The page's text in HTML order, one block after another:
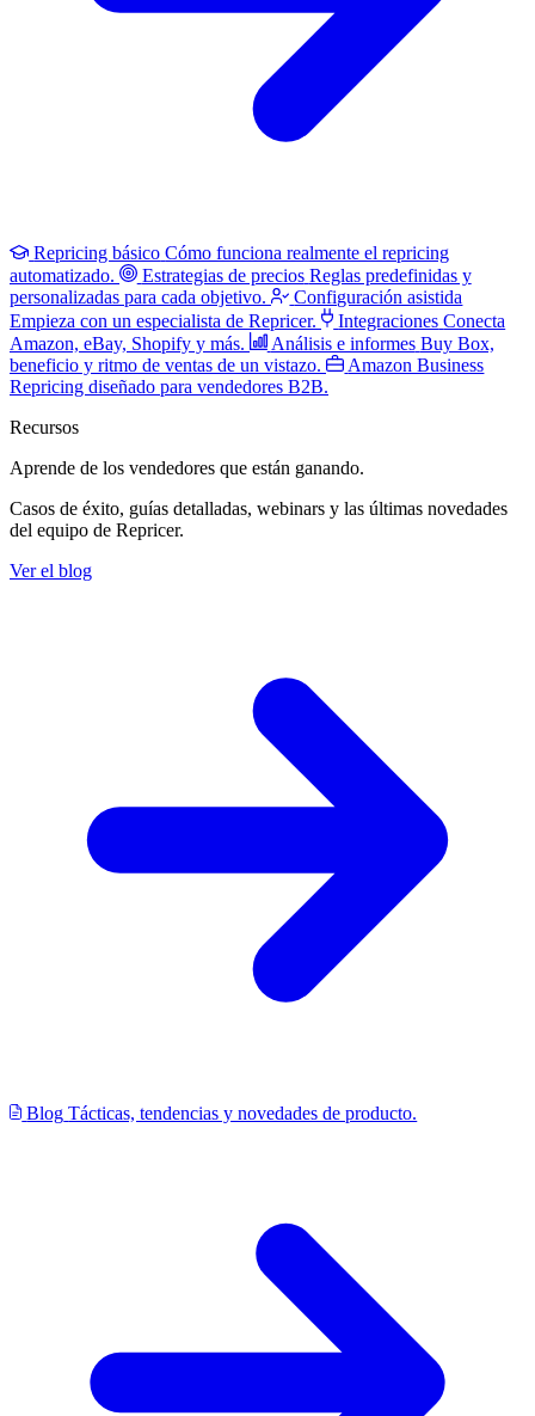
Repricing básico Cómo funciona realmente el repricing
automatizado.
Estrategias de precios Reglas predefinidas y
personalizadas para cada objetivo.
Configuración asistida
Empieza con un especialista de Repricer.
Integraciones Conecta
Amazon, eBay, Shopify y más.
Análisis e informes Buy Box,
beneficio y ritmo de ventas de un vistazo.
Amazon Business
Repricing diseñado para vendedores B2B.
Recursos
Aprende de los vendedores que están ganando.
Casos de éxito, guías detalladas, webinars y las últimas novedades
del equipo de Repricer.
Ver el blog
Blog Tácticas, tendencias y novedades de producto.